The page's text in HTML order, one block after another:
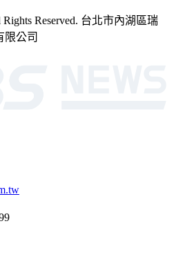
Reserved. 台北市內湖區瑞
限公司